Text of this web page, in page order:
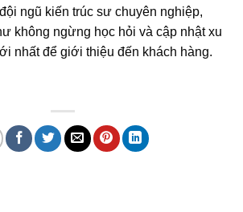
ngũ kiến trúc sư chuyên nghiệp,
không ngừng học hỏi và cập nhật xu
nhất để giới thiệu đến khách hàng.